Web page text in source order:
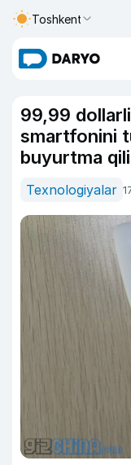
Toshkent
99,99
smartfonini
buyurtma
Texnologiyalar